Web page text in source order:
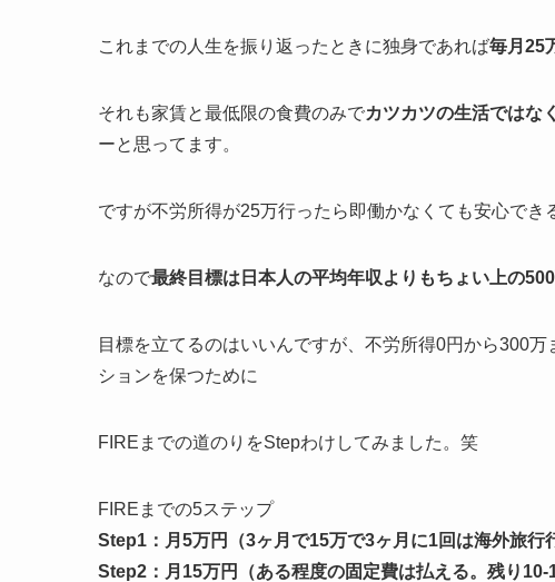
これまでの人生を振り返ったときに独身であれば毎月25
それも家賃と最低限の食費のみでカツカツの生活ではな
ーと思ってます。
ですが不労所得が25万行ったら即働かなくても安心でき
なので最終目標は日本人の平均年収よりもちょい上の
目標を立てるのはいいんですが、不労所得0円から300
ションを保つために
FIREまでの道のりをStepわけしてみました。笑
FIREまでの5ステップ
Step1：月5万円（3ヶ月で15万で3ヶ月に1回は海外旅行
Step2：月15万円（ある程度の固定費は払える。残り10-